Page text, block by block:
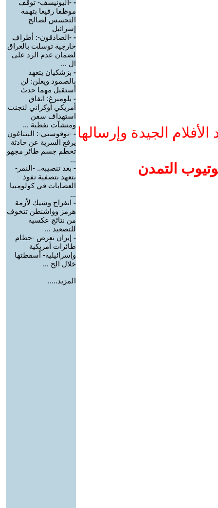
الجيدة وإرسالها
التمدن
- -اليونيسف- توقف
موظفا رفيعا بتهمة
التجسس لصالح
إسرائيل
- -الصادقون-: أطراف
خارجية توسلت بالعراق
لضمان عدم الرد على
ال ...
- بزشكيان يتعهد
بالصمود ويعلن: لن
أستقيل مهما حدث
- بلومبرغ: اتفاق
أمريكي أوكراني لتجنب
استهداف سفن
ومنشآت نفطية ...
- -نوفوستي-: البنتاغون
يرفع السرية عن حادثة
تحطم جسم طائر مجهو
...
- بعد تنصيبه.. -النمر-
يتعهد بتصفية نفوذ
العصابات في كولومبيا
...
- انفراج وشيك لأزمة
هرمز وواشنطن تتخوف
من نتائج عكسية
للتصعيد ...
- إيران تعرض -حطام
طائرات أمريكية
وإسرائيلية- أسقطتها
خلال الح ...
المزيد.....